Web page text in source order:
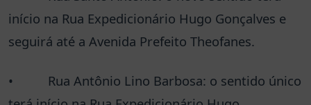
início na Rua Expedicionário Hugo Gonçalves e
seguirá até a Avenida Prefeito Theofanes.
• Rua Antônio Lino Barbosa: o sentido único